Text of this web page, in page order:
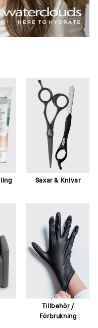
Saxar & Knivar
Tillbehör /
Förbrukning